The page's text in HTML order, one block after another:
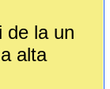
de la un
alta